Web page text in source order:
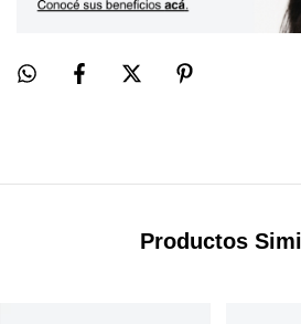
Productos